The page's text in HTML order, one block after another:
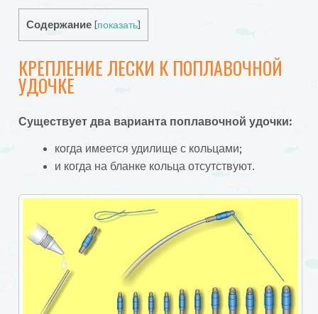
Содержание [показать]
КРЕПЛЕНИЕ ЛЕСКИ К ПОПЛАВОЧНОЙ
УДОЧКЕ
Существует два варианта поплавочной удочки:
когда имеется удилище с кольцами;
и когда на бланке кольца отсутствуют.